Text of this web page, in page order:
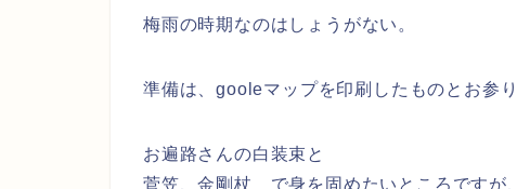
梅雨の時期なのはしょうがない。
準備は、gooleマップを印刷したものとお参り
お遍路さんの白装束と
菅笠、金剛杖 で身を固めたいところですが